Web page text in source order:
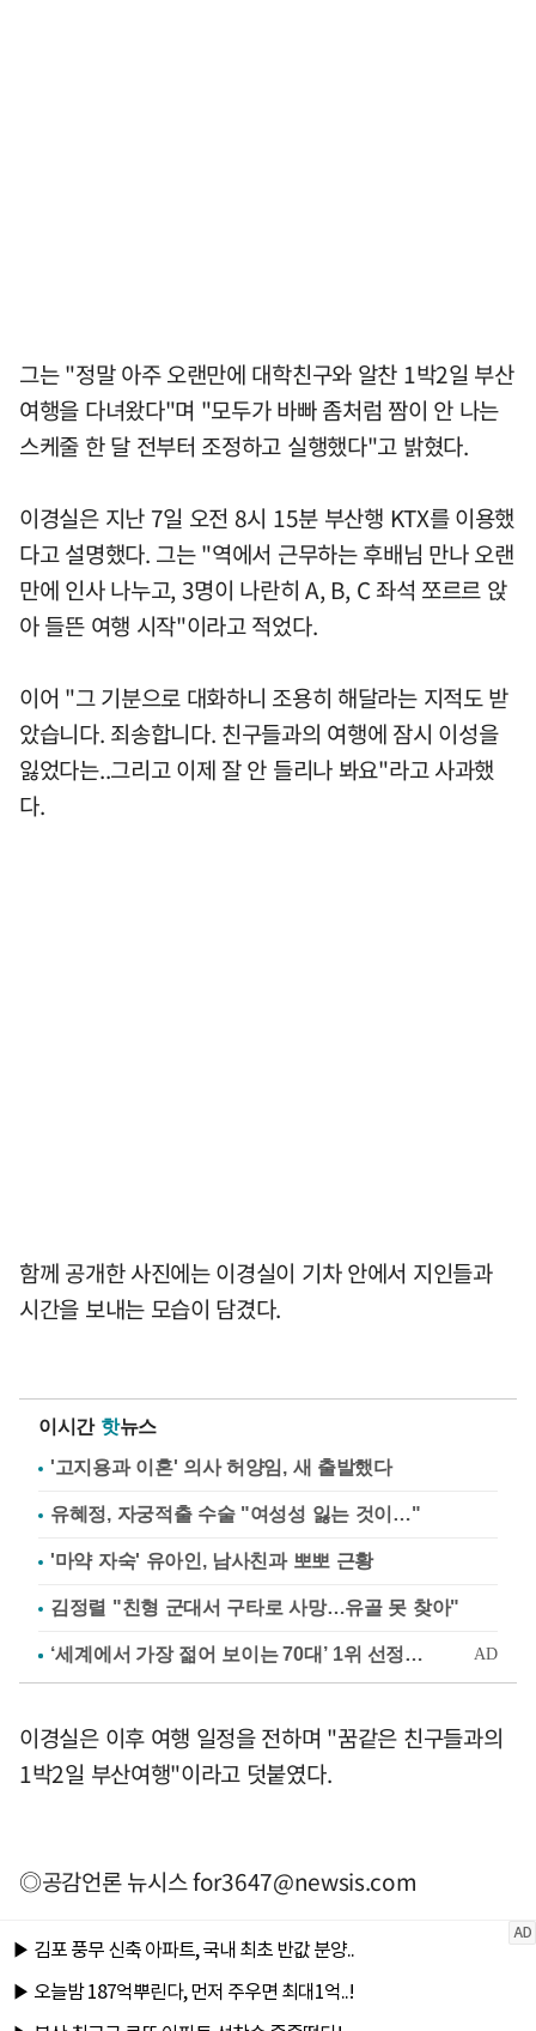
그는 "정말 아주 오랜만에 대학친구와 알찬 1박2일 부산
여행을 다녀왔다"며 "모두가 바빠 좀처럼 짬이 안 나는
스케줄 한 달 전부터 조정하고 실행했다"고 밝혔다.
이경실은 지난 7일 오전 8시 15분 부산행 KTX를 이용했
다고 설명했다. 그는 "역에서 근무하는 후배님 만나 오랜
만에 인사 나누고, 3명이 나란히 A, B, C 좌석 쪼르르 앉
아 들뜬 여행 시작"이라고 적었다.
이어 "그 기분으로 대화하니 조용히 해달라는 지적도 받
았습니다. 죄송합니다. 친구들과의 여행에 잠시 이성을
잃었다는..그리고 이제 잘 안 들리나 봐요"라고 사과했
다.
함께 공개한 사진에는 이경실이 기차 안에서 지인들과
시간을 보내는 모습이 담겼다.
이시간 핫뉴스
'고지용과 이혼' 의사 허양임, 새 출발했다
유혜정, 자궁적출 수술 "여성성 잃는 것이…"
'마약 자숙' 유아인, 남사친과 뽀뽀 근황
김정렬 "친형 군대서 구타로 사망…유골 못 찾아"
이경실은 이후 여행 일정을 전하며 "꿈같은 친구들과의
1박2일 부산여행"이라고 덧붙였다.
◎공감언론 뉴시스for3647@newsis.com